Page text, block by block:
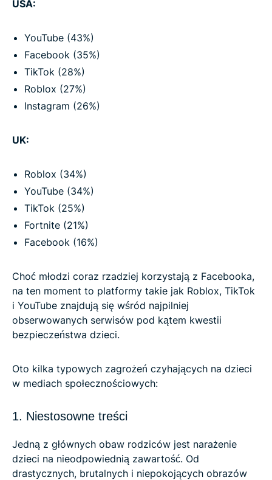
USA:
YouTube (43%)
Facebook (35%)
TikTok (28%)
Roblox (27%)
Instagram (26%)
UK:
Roblox (34%)
YouTube (34%)
TikTok (25%)
Fortnite (21%)
Facebook (16%)
Choć młodzi coraz rzadziej korzystają z Facebooka,
na ten moment to platformy takie jak Roblox, TikTok
i YouTube znajdują się wśród najpilniej
obserwowanych serwisów pod kątem kwestii
bezpieczeństwa dzieci.
Oto kilka typowych zagrożeń czyhających na dzieci
w mediach społecznościowych:
1. Niestosowne treści
Jedną z głównych obaw rodziców jest narażenie
dzieci na nieodpowiednią zawartość. Od
drastycznych, brutalnych i niepokojących obrazów